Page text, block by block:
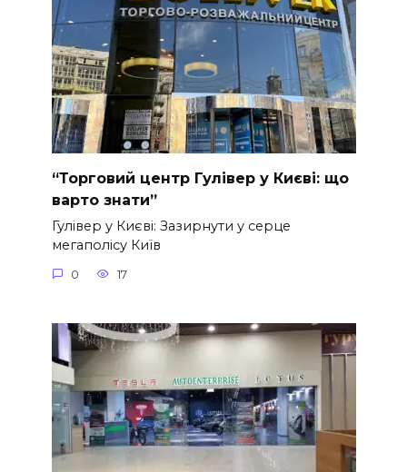
“Торговий центр Гулівер у Києві: що
варто знати”
Гулівер у Києві: Зазирнути у серце
мегаполісу Київ
0 17